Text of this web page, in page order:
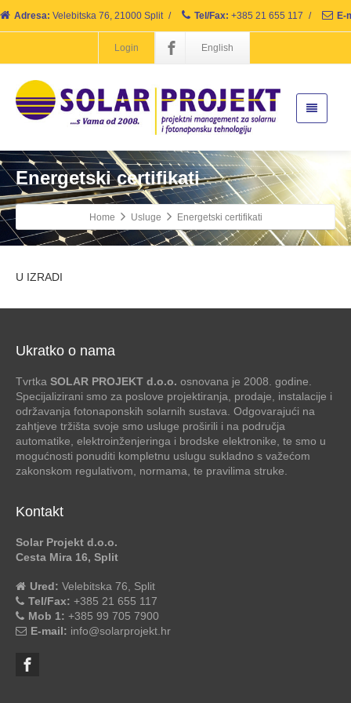
Adresa: Velebitska 76, 21000 Split / Tel/Fax: +385 21 655 117 / E-
Login English
Energetski certifikati
Home Usluge Energetski certifikati
U IZRADI
Ukratko o nama
Tvrtka SOLAR PROJEKT d.o.o. osnovana je 2008. godine.
Specijalizirani smo za poslove projektiranja, prodaje, instalacije i
održavanja fotonaponskih solarnih sustava. Odgovarajući na
zahtjeve tržišta svoje smo usluge proširili i na područja
automatike, elektroinženjeringa i brodske elektronike, te smo u
mogućnosti ponuditi kompletnu uslugu sukladno s važećom
zakonskom regulativom, normama, te pravilima struke.
Kontakt
Solar Projekt d.o.o.
Cesta Mira 16, Split
Ured: Velebitska 76, Split
Tel/Fax: +385 21 655 117
Mob 1: +385 99 705 7900
E-mail: info@solarprojekt.hr